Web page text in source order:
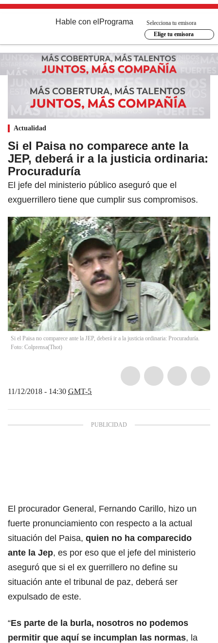
Hable con el Programa
Selecciona tu emisora
Elige tu emisora
Actualidad
Si el Paisa no comparece ante la
JEP, deberá ir a la justicia ordinaria:
Procuraduría
El jefe del ministerio público aseguró que el
exguerrillero tiene que cumplir sus compromisos.
Si el Paisa no comparece ante la JEP, deberá ir a la justicia ordinaria: Procuraduría.
Foto: Colprensa(Thot)
11/12/2018 - 14:30 GMT-5
El procurador General, Fernando Carillo, hizo un
fuerte pronunciamiento con respecto a la actual
situación del Paisa, quien no ha comparecido
ante la Jep, es por eso que el jefe del ministerio
aseguró que si el ex guerrillero no define su
situación ante el tribunal de paz, deberá ser
expulsado de este.
“Es parte de la burla, nosotros no podemos
permitir que aquí se incumplan las normas, la